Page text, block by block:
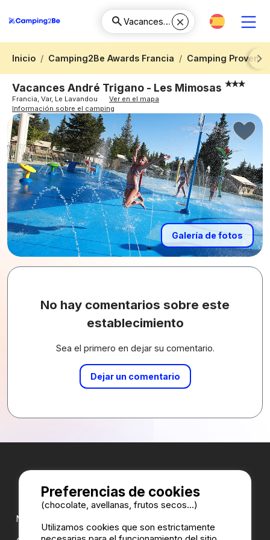
Inicio Camping2Be Awards Francia
Camping
Next
Vacances André Trigano - Les Mimosas
Francia, Var, Le Lavandou
Ver en el mapa
Información sobre el camping
Galería de fotos
No hay comentarios sobre este
establecimiento
Sea el primero en dejar su comentario.
Dejar un comentario
Nuestros partners:
Preferencias de cookies
(chocolate, avellanas, frutos secos...)
Utilizamos cookies que son estrictamente